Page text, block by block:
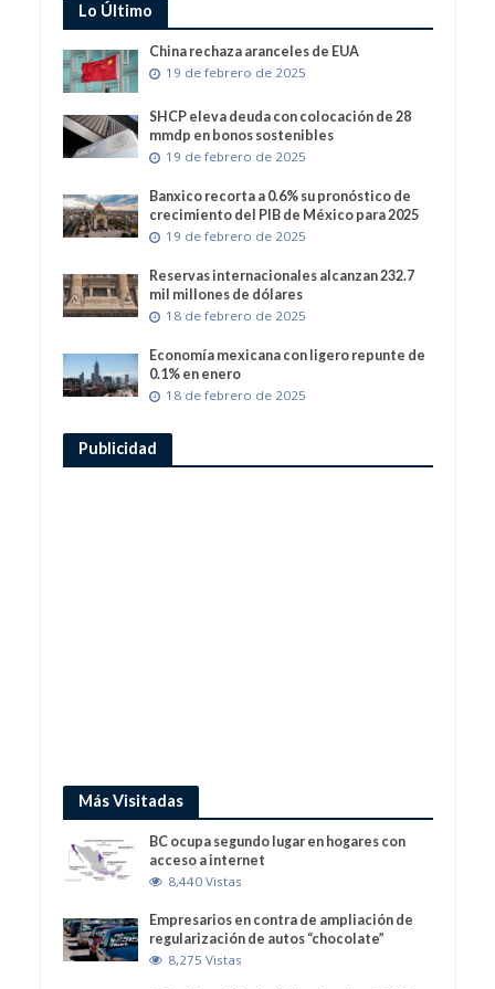
Lo Último
China rechaza aranceles de EUA
19 de febrero de 2025
SHCP eleva deuda con colocación de 28
mmdp en bonos sostenibles
19 de febrero de 2025
Banxico recorta a 0.6% su pronóstico de
crecimiento del PIB de México para 2025
19 de febrero de 2025
Reservas internacionales alcanzan 232.7
mil millones de dólares
18 de febrero de 2025
Economía mexicana con ligero repunte de
0.1% en enero
18 de febrero de 2025
Publicidad
Más Visitadas
BC ocupa segundo lugar en hogares con
acceso a internet
8,440 Vistas
Empresarios en contra de ampliación de
regularización de autos “chocolate”
8,275 Vistas